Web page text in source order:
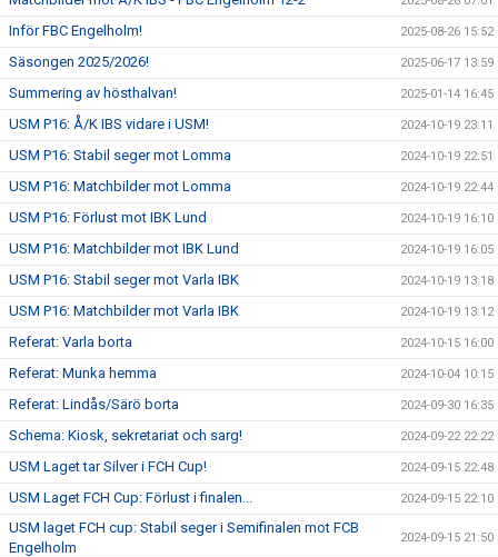
Inför FBC Engelholm! 2025-08-26 15:52
Säsongen 2025/2026! 2025-06-17 13:59
Summering av hösthalvan! 2025-01-14 16:45
USM P16: Å/K IBS vidare i USM! 2024-10-19 23:11
USM P16: Stabil seger mot Lomma 2024-10-19 22:51
USM P16: Matchbilder mot Lomma 2024-10-19 22:44
USM P16: Förlust mot IBK Lund 2024-10-19 16:10
USM P16: Matchbilder mot IBK Lund 2024-10-19 16:05
USM P16: Stabil seger mot Varla IBK 2024-10-19 13:18
USM P16: Matchbilder mot Varla IBK 2024-10-19 13:12
Referat: Varla borta 2024-10-15 16:00
Referat: Munka hemma 2024-10-04 10:15
Referat: Lindås/Särö borta 2024-09-30 16:35
Schema: Kiosk, sekretariat och sarg! 2024-09-22 22:22
USM Laget tar Silver i FCH Cup! 2024-09-15 22:48
USM Laget FCH Cup: Förlust i finalen... 2024-09-15 22:10
USM laget FCH cup: Stabil seger i Semifinalen mot FCB
Engelholm
2024-09-15 21:50